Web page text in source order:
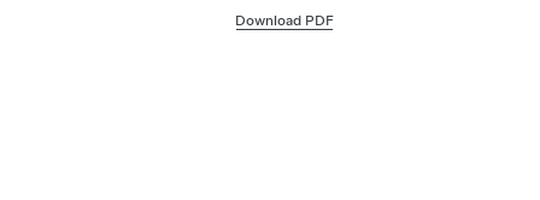
Download PDF